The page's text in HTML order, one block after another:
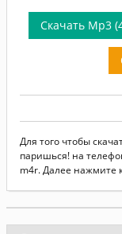
Скачать Mp3
Для того чтобы
паришься! на
m4r. Далее нажмите